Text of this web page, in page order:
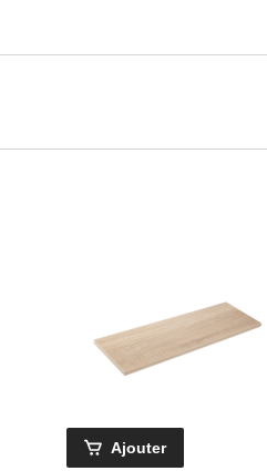
Ajouter